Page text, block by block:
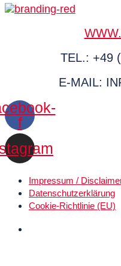
TEL.: +49
E-MAIL:
f
Impressum /
Datenschutz­erklärung
Cookie-Richtlinie (EU)